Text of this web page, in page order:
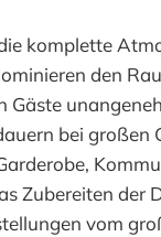
komplette
den
Gäste
bei großen
Zubereiten der
vom